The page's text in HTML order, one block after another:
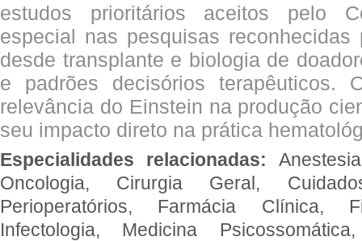
estudos prioritários aceitos pelo
especial nas pesquisas
desde transplante e biologia de
e padrões decisórios terapêuticos.
relevância do Einstein na produção
seu impacto direto na prática
Especialidades relacionadas:
Oncologia, Cirurgia Geral,
Perioperatórios, Farmácia Clínica,
Infectologia, Medicina